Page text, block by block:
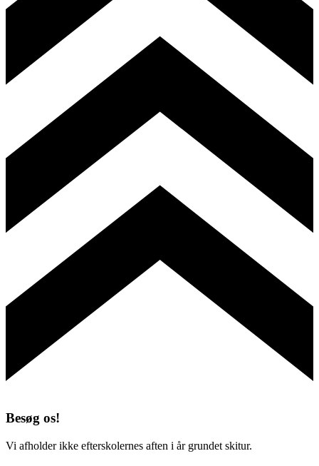
Besøg os!
Vi afholder ikke efterskolernes aften i år grundet skitur.